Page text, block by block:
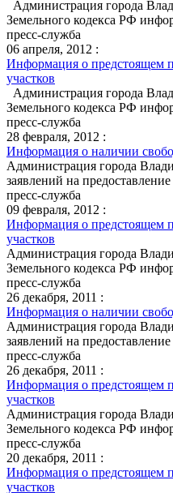
Администрация города
Земельного кодекса РФ
пресс-служба
06 апреля, 2012 :
Информация о предстоящем
участков
Администрация города
Земельного кодекса РФ
пресс-служба
28 февраля, 2012 :
Информация о наличии
Администрация города
заявлений на
пресс-служба
09 февраля, 2012 :
Информация о предстоящем
участков
Администрация города
Земельного кодекса РФ
пресс-служба
26 декабря, 2011 :
Информация о наличии
Администрация города
заявлений на
пресс-служба
26 декабря, 2011 :
Информация о предстоящем
участков
Администрация города
Земельного кодекса РФ
пресс-служба
20 декабря, 2011 :
Информация о предстоящем
участков